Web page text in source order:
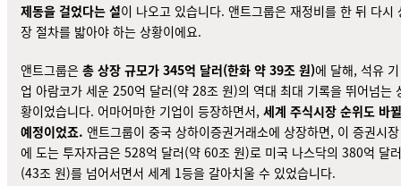
제동을 걸었다는 설이 나오고 있습니다. 앤트그룹은 재정비를 한 뒤 다시
장 절차를 밟아야 하는 상황이에요.
앤트그룹은 총 상장 규모가 345억 달러(한화 약 39조 원)에 달해, 석유 기
업 아람코가 세운 250억 달러(약 28조 원)의 역대 최대 기록을 뛰어넘는
황이었습니다. 어마어마한 기업이 등장하면서, 세계 주식시장 순위도 바뀔
예정이었죠. 앤트그룹이 중국 상하이증권거래소에 상장하면, 이 증권시장
에 도는 투자자금은 528억 달러(약 60조 원)로 미국 나스닥의 380억 달러
(43조 원)를 넘어서면서 세계 1등을 갈아치울 수 있었습니다.